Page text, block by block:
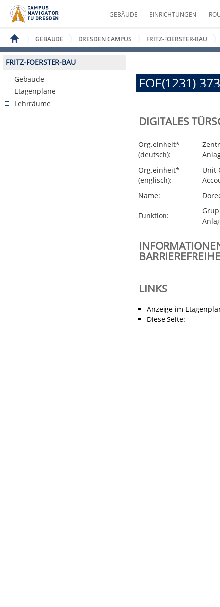
GEBÄUDE EINRICHTUNGEN
GEBÄUDE DRESDEN CAMPUS FRITZ-FOERSTER-BAU
FRITZ-FOERSTER-BAU
Gebäude
Etagenpläne
Lehrräume
FOE(1231) 373
DIGITALES
Org.einheit*
(deutsch):
Org.einheit*
(englisch):
Unit
Name:
Funktion:
LINKS
Anzeige im
Diese Seite: